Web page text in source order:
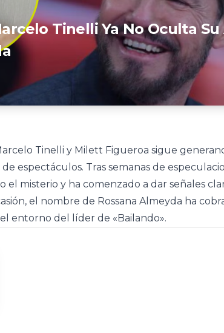
Tinelli Ya No Oculta
Tinelli y Milett Figueroa sigue
espectáculos. Tras semanas de
el misterio y ha comenzado a dar señales
el nombre de Rossana Almeyda ha
entorno del líder de «Bailando».